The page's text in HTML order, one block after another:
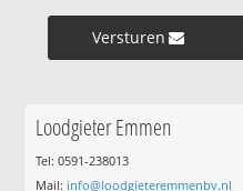
Versturen »
Loodgieter Emmen
Tel: 0591-238013
Mail: info@loodgieteremmenbv.nl